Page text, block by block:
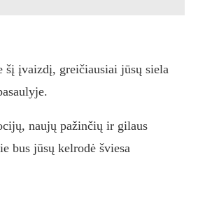
šį įvaizdį, greičiausiai jūsų siela
naujų pažinčių ir gilaus
bus jūsų kelrodė šviesa